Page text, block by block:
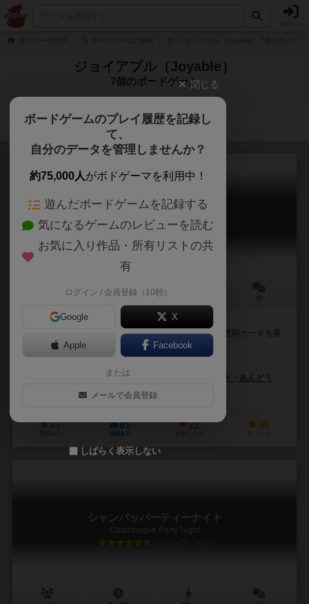
ジョイアブル（Joyable）
7個のボードゲーム
検索メニュー
ドール工房と気まぐれな魔女
Doll Kobo to Kimagurena Majo
60～80分
そのドールには魂が宿る
プレイヤーは職人となり、ドールを制作しましょう。 透明カードを重
ねてあなただけのドールが作れます。
はかんぼ（Hakanbo）
トキ・あんどう
ジョイアブル（Joyable）
41
興味あり
81
経験あり
22 86
持ってる
シャンパッパーティーナイト
Champagne Party Night
6.1
閉じる
ボードゲームのプレイ履歴を記録し
て、
自分のデータを管理しませんか？
約75,000人がボドゲーマを利用中！
遊んだボードゲームを記録する
気になるゲームのレビューを読む
お気に入り作品・所有リストの共
有
ログイン / 会員登録（10秒）
Google X
Apple Facebook
または
メールで会員登録
しばらく表示しない